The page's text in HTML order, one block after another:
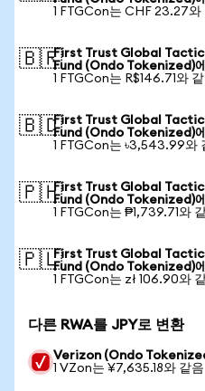
1 FTGCon는 CHF 23.27와
🇧🇷First Trust Global
Fund (Ondo Tokenized)
1 FTGCon는 R$146.71와
🇧🇩First Trust Global
Fund (Ondo Tokenized)
1 FTGCon는 ৳3,543.99와
🇵🇭First Trust Global
Fund (Ondo Tokenized)
1 FTGCon는 ₱1,739.71와
🇵🇱First Trust Global
Fund (Ondo Tokenized)
1 FTGCon는 zł 106.90와
다른 RWA를 JPY로 변환
Verizon (Ondo
1 VZon는 ¥7,635.18와 같음